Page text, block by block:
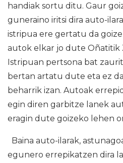
handiak sortu ditu. Gaur
guneraino iritsi dira auto-
istripua ere gertatu da
autok elkar jo dute Oñatitik
Istripuan pertsona bat
bertan artatu dute eta ez
beharrik izan. Autoak
egin diren garbitze lanek
eragin dute goizeko lehen
Baina auto-ilarak,
egunero errepikatzen dira